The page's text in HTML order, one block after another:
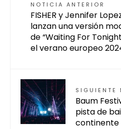
NOTICIA ANTERIOR
FISHER y Jennifer
lanzan una versión
de “Waiting For
el verano europeo
SIGUIENTE
Baum
pista de
continente